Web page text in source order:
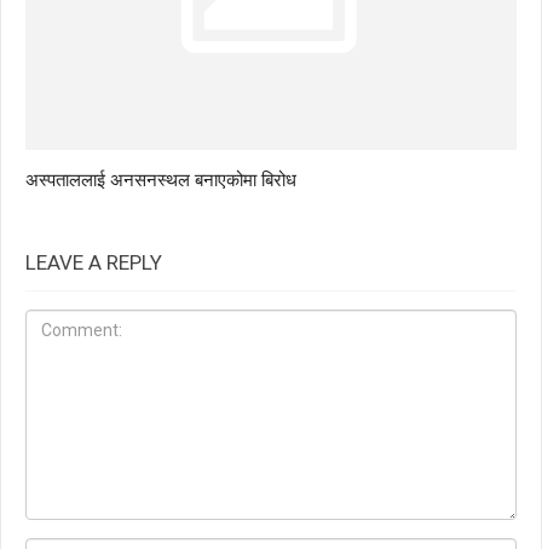
अस्पताललाई अनसनस्थल बनाएकोमा बिरोध
LEAVE A REPLY